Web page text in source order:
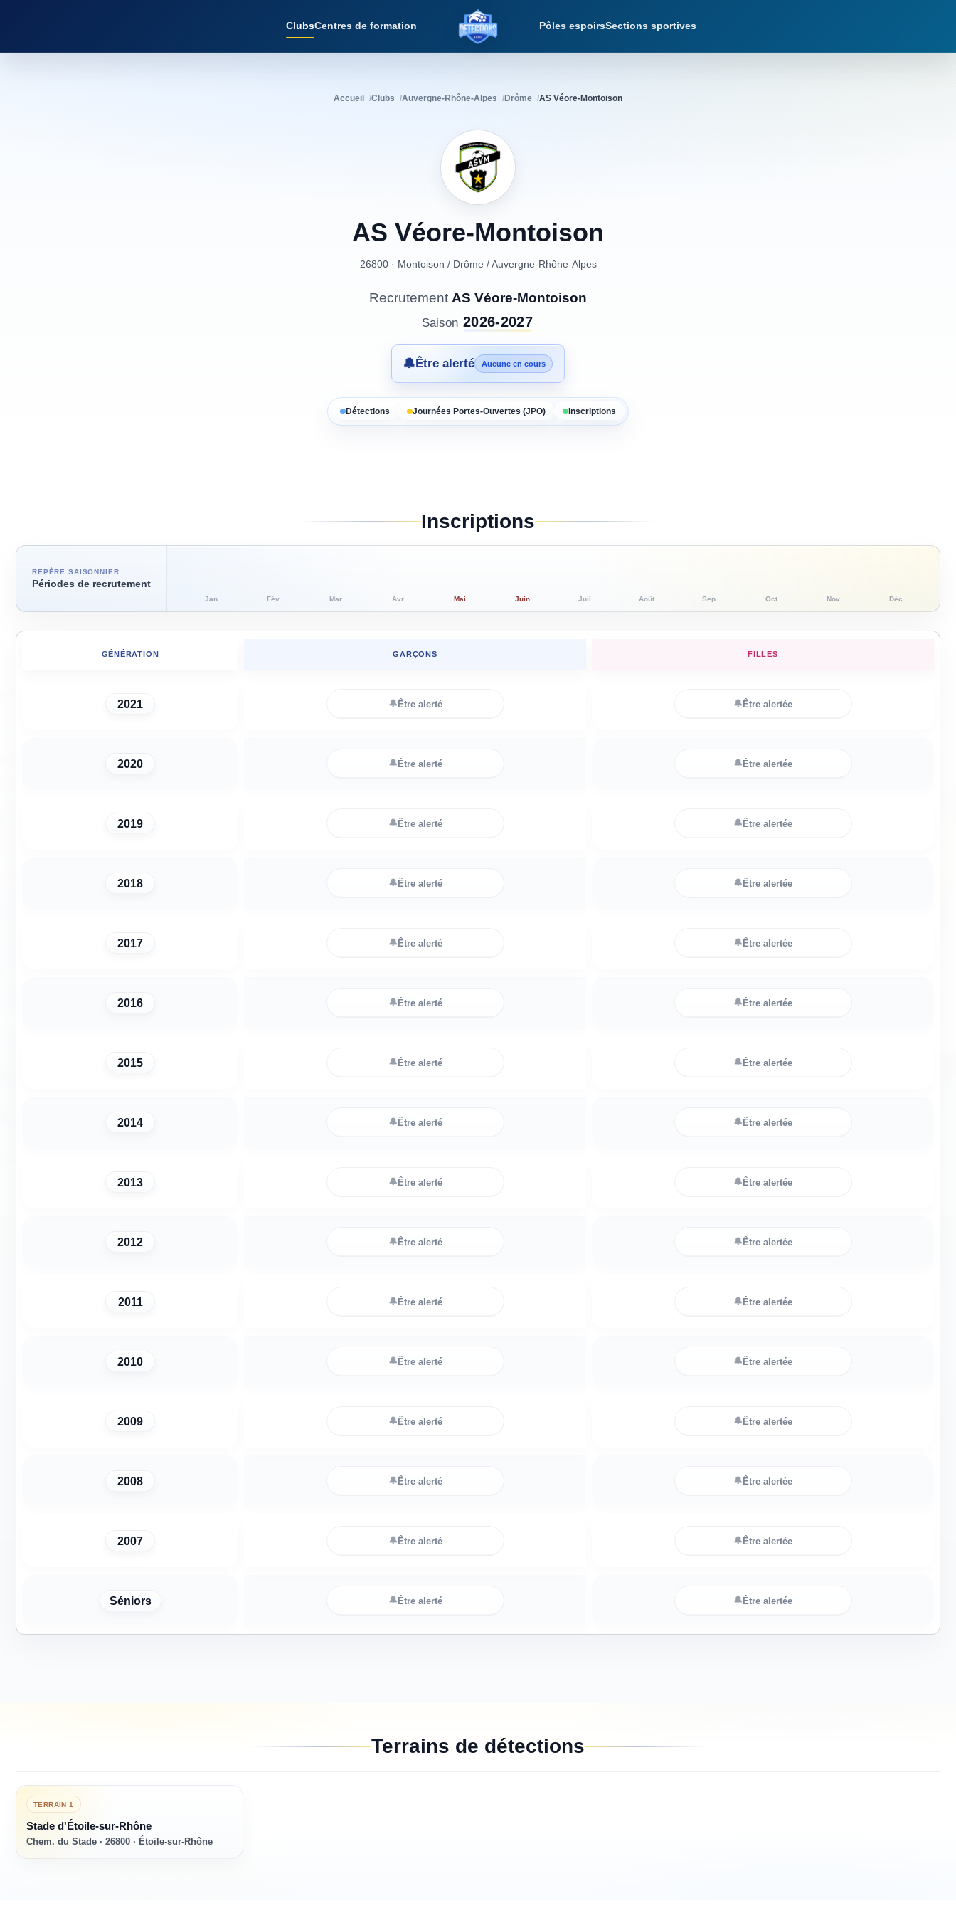
ClubsCentres de formation
Détections Foot
Pôles espoirsSections sportives
Accueil Clubs Auvergne-Rhône-Alpes Drôme AS Véore-Montoison
AS Véore-Montoison
26800 · Montoison / Drôme /Auvergne-Rhône-Alpes
Recrutement AS Véore-Montoison
Saison 2026-2027
🔔Être alerté Aucune en cours
Détections Journées Portes-Ouvertes (JPO) Inscriptions
Terrains de détections
TERRAIN1
Stade d'Étoile-sur-Rhône
Chem. du Stade · 26800 · Étoile-sur-Rhône
Inscriptions
REPÈRE SAISONNIER
Périodes de recrutement
Jan Fév Mar Avr Mai Juin Juil Août Sep Oct Nov Déc
GÉNÉRATION GARÇONS FILLES
2021 🔔Être alerté 🔔Être alertée
2020 🔔Être alerté 🔔Être alertée
2019 🔔Être alerté 🔔Être alertée
2018 🔔Être alerté 🔔Être alertée
2017 🔔Être alerté 🔔Être alertée
2016 🔔Être alerté 🔔Être alertée
2015 🔔Être alerté 🔔Être alertée
2014 🔔Être alerté 🔔Être alertée
2013 🔔Être alerté 🔔Être alertée
2012 🔔Être alerté 🔔Être alertée
2011 🔔Être alerté 🔔Être alertée
2010 🔔Être alerté 🔔Être alertée
2009 🔔Être alerté 🔔Être alertée
2008 🔔Être alerté 🔔Être alertée
2007 🔔Être alerté 🔔Être alertée
Séniors 🔔Être alerté 🔔Être alertée